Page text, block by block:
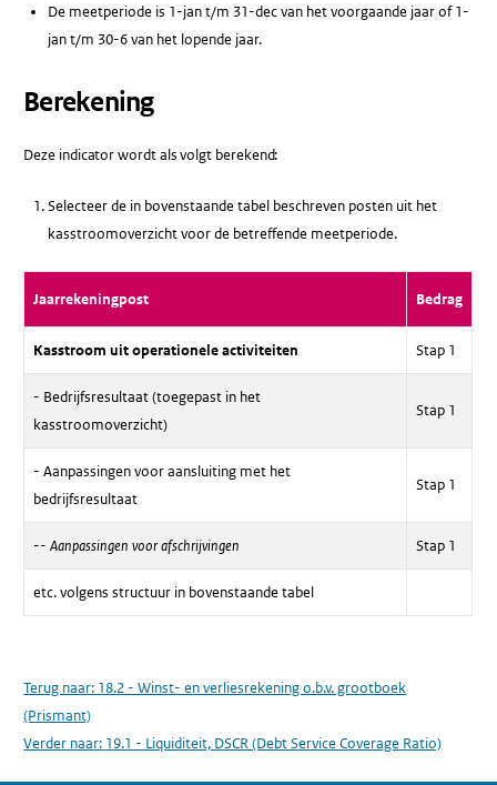
De meetperiode is 1-jan t/m 31-dec van het voorgaande jaar of 1-
jan t/m 30-6 van het lopende jaar.
Berekening
Deze indicator wordt als volgt berekend:
Selecteer de in bovenstaande tabel beschreven posten uit het
kasstroomoverzicht voor de betreffende meetperiode.
Jaarrekeningpost Bedrag
Kasstroom uit operationele activiteiten Stap 1
- Bedrijfsresultaat (toegepast in het
kasstroomoverzicht)
Stap 1
- Aanpassingen voor aansluiting met het
bedrijfsresultaat
Stap 1
--Aanpassingen voor afschrijvingen Stap 1
etc. volgens structuur in bovenstaande tabel
Terug naar: 18.2 - Winst- en verliesrekening o.b.v. grootboek
(Prismant)
Verder naar: 19.1 - Liquiditeit, DSCR (Debt Service Coverage Ratio)